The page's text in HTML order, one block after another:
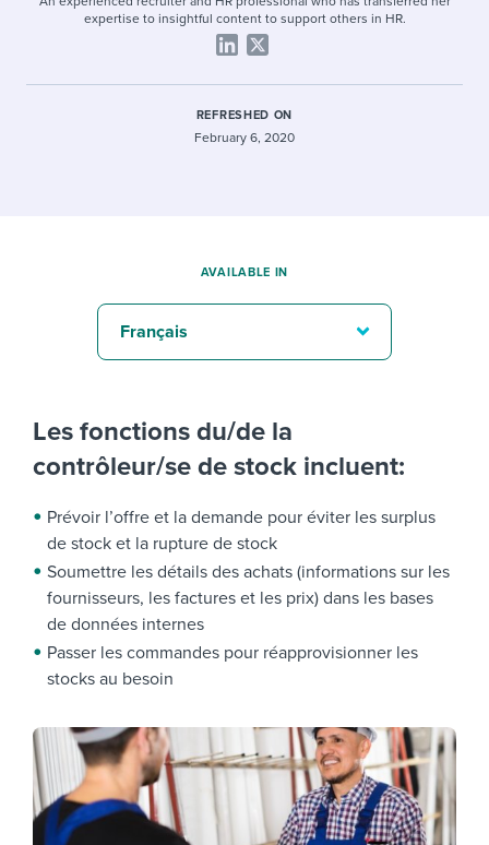
expertise to insightful content to support others in HR.
REFRESHED ON
February 6, 2020
Les fonctions du/de la
contrôleur/se de stock incluent:
Prévoir l’offre et la demande pour éviter les surplus
de stock et la rupture de stock
Soumettre les détails des achats (informations sur les
fournisseurs, les factures et les prix) dans les bases
de données internes
Passer les commandes pour réapprovisionner les
stocks au besoin
AVAILABLE IN
Français